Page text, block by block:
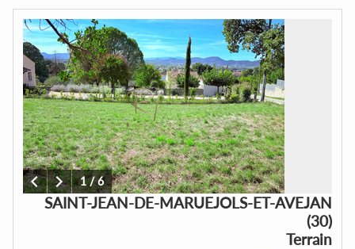
1/6
SAINT-JEAN-DE-MARUEJOLS-ET-AVEJAN
(30)
Terrain